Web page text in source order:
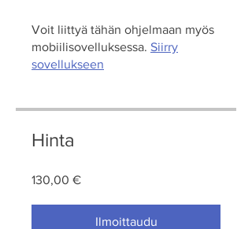
Voit liittyä tähän ohjelmaan myös
mobiilisovelluksessa. Siirry
sovellukseen
Hinta
130,00 €
Ilmoittaudu